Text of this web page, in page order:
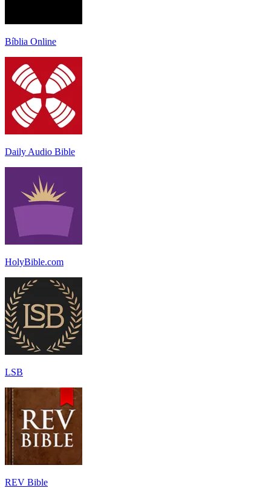
Bíblia Online
Daily Audio Bible
HolyBible.com
LSB
REV Bible